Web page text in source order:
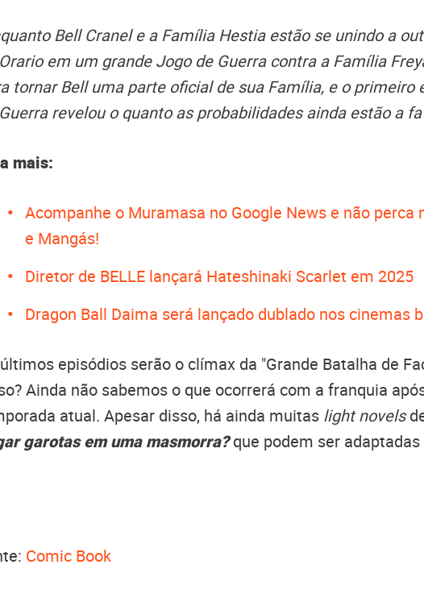
Bell Cranel e a Família Hestia estão se unindo a
em um grande Jogo de Guerra contra a Família
tornar Bell uma parte oficial de sua Família, e o primeiro
revelou o quanto as probabilidades ainda estão a
mais:
Acompanhe o Muramasa no Google News e não perca
e Mangás!
Diretor de BELLE lançará Hateshinaki Scarlet em 2025
Dragon Ball Daima será lançado dublado nos cinemas
episódios serão o clímax da "Grande Batalha de
Ainda não sabemos o que ocorrerá com a franquia
atual. Apesar disso, há ainda muitas light novels
garotas em uma masmorra?que podem ser adaptadas
Comic Book